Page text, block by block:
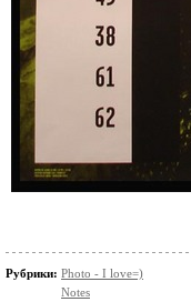
Рубрики: Photo - I love=)
Notes